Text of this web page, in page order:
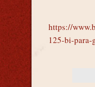
https://
125-bi-para-